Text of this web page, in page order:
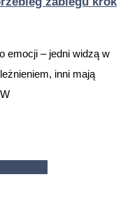
emocji – jedni widzą w
inni mają